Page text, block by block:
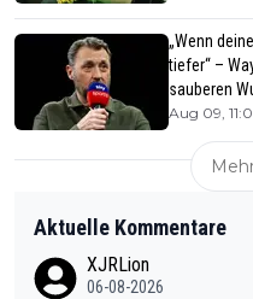
„Wenn
tiefer“ –
sauberen
Aug 09,
Aktuelle Kommentare
XJRLion
06-08-2026